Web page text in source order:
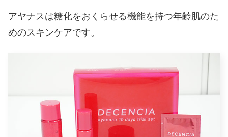
アヤナスは糖化をおくらせる機能を持つ年齢肌のた
めのスキンケアです。